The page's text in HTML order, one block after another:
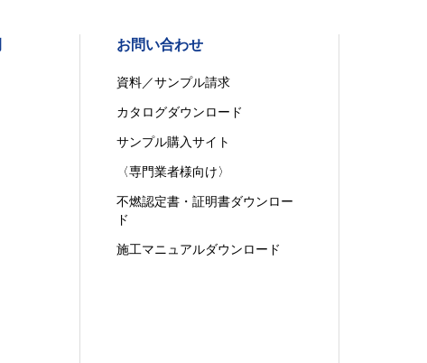
お問い合わせ
資料／サンプル請求
カタログダウンロード
サンプル購入サイト
〈専門業者様向け〉
不燃認定書・証明書ダウンロー
ド
施工マニュアルダウンロード